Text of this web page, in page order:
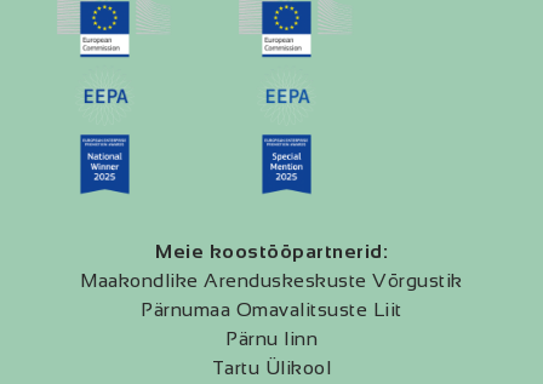
Meie koostööpartnerid:
Maakondlike Arenduskeskuste Võrgustik
Pärnumaa Omavalitsuste Liit
Pärnu linn
Tartu Ülikool